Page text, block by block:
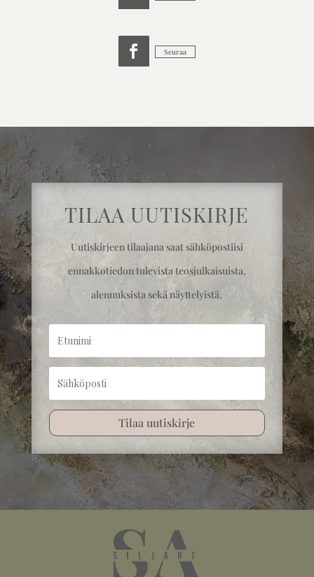
Seuraa
TILAA UUTISKIRJE
Uutiskirjeen tilaajana saat sähköpostiisi
ennakkotiedon tulevista teosjulkaisuista,
alennuksista sekä näyttelyistä.
Tilaa uutiskirje